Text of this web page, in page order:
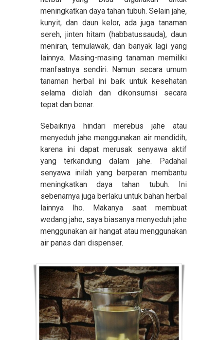
meningkatkan daya tahan tubuh. Selain jahe,
kunyit, dan daun kelor, ada juga tanaman
sereh, jinten hitam (habbatussauda), daun
meniran, temulawak, dan banyak lagi yang
lainnya. Masing-masing tanaman memiliki
manfaatnya sendiri. Namun secara umum
tanaman herbal ini baik untuk kesehatan
selama diolah dan dikonsumsi secara
tepat dan benar.
Sebaiknya hindari merebus jahe atau
menyeduh jahe menggunakan air mendidih,
karena ini dapat merusak senyawa aktif
yang terkandung dalam jahe. Padahal
senyawa inilah yang berperan membantu
meningkatkan daya tahan tubuh. Ini
sebenarnya juga berlaku untuk bahan herbal
lainnya lho. Makanya saat membuat
wedang jahe, saya biasanya menyeduh jahe
menggunakan air hangat atau menggunakan
air panas dari dispenser.